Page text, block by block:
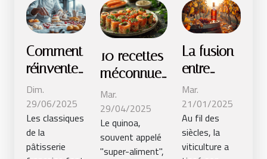
Comment
réinventer
les
classiques
de la
pâtisserie
française
Dim.
29/06/2025
Les classiques
de la
pâtisserie
10 recettes
méconnues
avec le
quinoa
pour
surprendre
Mar.
29/04/2025
Le quinoa,
souvent appelé
"super-aliment",
La fusion
entre
tradition
viticole et
innovation
moderne
Mar.
21/01/2025
Au fil des
siècles, la
viticulture a